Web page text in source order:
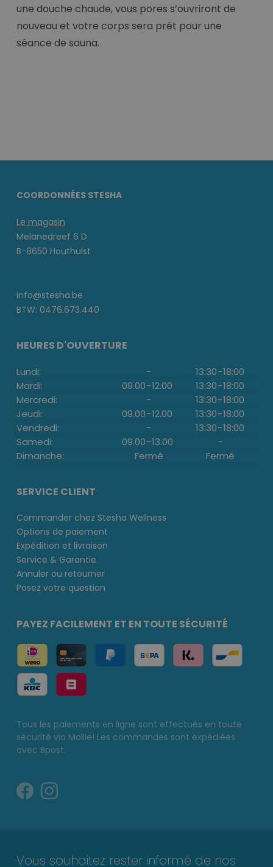
une douche chaude, vous pores s’ouvriront de
nouveau et votre corps sera prêt pour une
séance de sauna.
COORDONNÉES STESHA
Le magasin
Melanedreef 6 D
B-8650 Houthulst
info@stesha.be
BTW: 0476.673.440
HEURES D'OUVERTURE
Lundi: - 13:30-18:00
Mardi:
09.00-12.00 13:30-18:00
Mercredi:
- 13:30-18:00
Jeudi:
09.00-12.00 13:30-18:00
Vendredi:
- 13:30-18:00
Samedi:
09.00-13.00
-
Dimanche:
Fermé Fermé
SERVICE CLIENT
Commander chez Stesha Wellness
Options de paiement
Expédition et livraison
Service & Garantie
Annuler ou retourner
Posez votre question
PAYEZ FACILEMENT ET EN TOUTE SÉCURITÉ
Tous les paiements en ligne sont effectués en toute
sécurité via Mollie! Les commandes sont expédiées
avec Bpost.
Vous souhaitez rester informé de nos